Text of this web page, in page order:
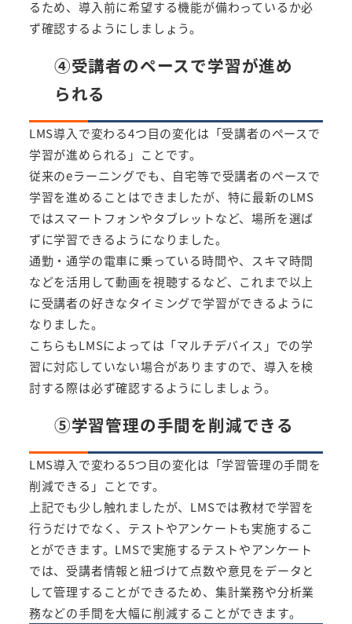
るため、導入前に希望する機能が備わっているか必
ず確認するようにしましょう。
④受講者のペースで学習が進め
られる
LMS導入で変わる4つ目の変化は「受講者のペースで
学習が進められる」ことです。
従来のeラーニングでも、自宅等で受講者のペースで
学習を進めることはできましたが、特に最新のLMS
ではスマートフォンやタブレットなど、場所を選ば
ずに学習できるようになりました。
通勤・通学の電車に乗っている時間や、スキマ時間
などを活用して動画を視聴するなど、これまで以上
に受講者の好きなタイミングで学習ができるように
なりました。
こちらもLMSによっては「マルチデバイス」での学
習に対応していない場合がありますので、導入を検
討する際は必ず確認するようにしましょう。
⑤学習管理の手間を削減できる
LMS導入で変わる5つ目の変化は「学習管理の手間を
削減できる」ことです。
上記でも少し触れましたが、LMSでは教材で学習を
行うだけでなく、テストやアンケートも実施するこ
とができます。LMSで実施するテストやアンケート
では、受講者情報と紐づけて点数や意見をデータと
して管理することができるため、集計業務や分析業
務などの手間を大幅に削減することができます。